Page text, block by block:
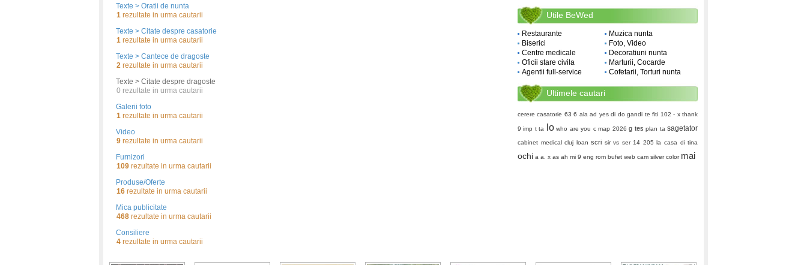
Texte > Oratii de nunta
1 rezultate in urma cautarii
Texte > Citate despre casatorie
1 rezultate in urma cautarii
Texte > Cantece de dragoste
2 rezultate in urma cautarii
Texte > Citate despre dragoste
0 rezultate in urma cautarii
Galerii foto
1 rezultate in urma cautarii
Video
9 rezultate in urma cautarii
Furnizori
109 rezultate in urma cautarii
Produse/Oferte
16 rezultate in urma cautarii
Mica publicitate
468 rezultate in urma cautarii
Consiliere
4 rezultate in urma cautarii
Utile BeWed
Restaurante
Biserici
Centre medicale
Oficii stare civila
Agentii full-service
Muzica nunta
Foto, Video
Decoratiuni nunta
Marturii, Cocarde
Cofetarii, Torturi nunta
Ultimele cautari
cerere casatorie 63 6 ala ad yes di do gandi te fiti 102 - x thank
9 imp t ta lo who are you c map 2026 g tes plan ta sagetator
cabinet medical cluj loan scri sir vs ser 14 205 la casa di tina
ochi a a. x as ah mi 9 eng rom bufet web cam silver color mai